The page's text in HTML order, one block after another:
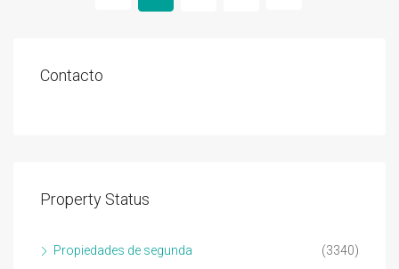
Contacto
Property Status
Propiedades de segunda (3340)